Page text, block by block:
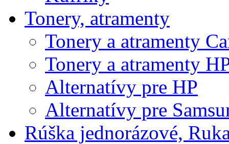
Tonery, atramenty
Tonery a atramenty
Tonery a atramenty
Alternatívy pre HP
Alternatívy pre
Rúška jednorázové,